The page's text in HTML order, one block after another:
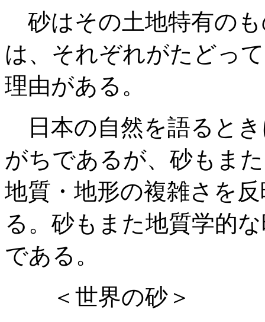
砂はその土地特有の
は、それぞれがたどっ
理由がある。
日本の自然を語ると
がちであるが、砂もま
地質・地形の複雑さを
る。砂もまた地質学的
である。
＜世界の砂＞